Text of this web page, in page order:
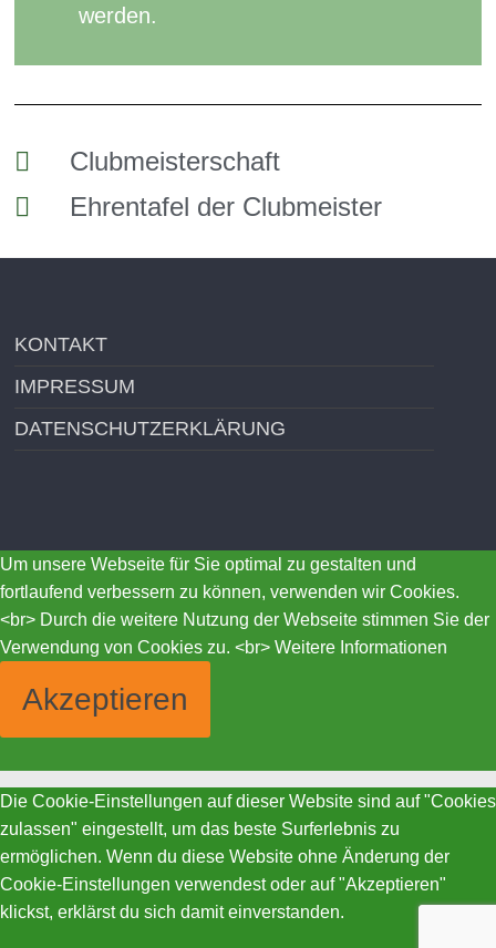
werden.
Clubmeisterschaft
Ehrentafel der Clubmeister
KONTAKT
IMPRESSUM
DATENSCHUTZERKLÄRUNG
Um unsere Webseite für Sie optimal zu gestalten und
fortlaufend verbessern zu können, verwenden wir Cookies.
<br> Durch die weitere Nutzung der Webseite stimmen Sie der
Verwendung von Cookies zu. <br> Weitere Informationen
Akzeptieren
Die Cookie-Einstellungen auf dieser Website sind auf "Cookies
zulassen" eingestellt, um das beste Surferlebnis zu
ermöglichen. Wenn du diese Website ohne Änderung der
Cookie-Einstellungen verwendest oder auf "Akzeptieren"
klickst, erklärst du sich damit einverstanden.